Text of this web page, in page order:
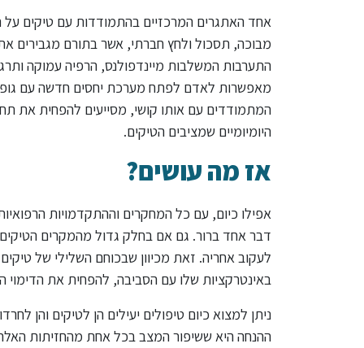
אחד האתגרים המרכזיים בהתמודדות עם טיקים על
מבוכה, תסכול ולחץ חברתי, אשר בתורם מגבירים
התערבות המשלבות מיינדפולנס, הרפיה עמוקה
מאפשרות לאדם לפתח מערכת יחסים חדשה עם גופו
המתמודדים עם אותו קושי, מסייעים להפחית את
היומיומיים שמציבים הטיקים.
אז מה עושים?
אפילו כיום, עם כל המחקרים וההתקדמויות
דבר אחד ברור. גם אם בחלק גדול מהמקרים
לעקוב אחריה. זאת מכיוון שבכוחם השלילי של
באינטרקציות שלו עם הסביבה, להפחית את הדימוי
ניתן למצוא כיום טיפולים יעילים הן לטיקים והן
ההנחה היא ששיפור המצב בכל אחת מהחזיתות